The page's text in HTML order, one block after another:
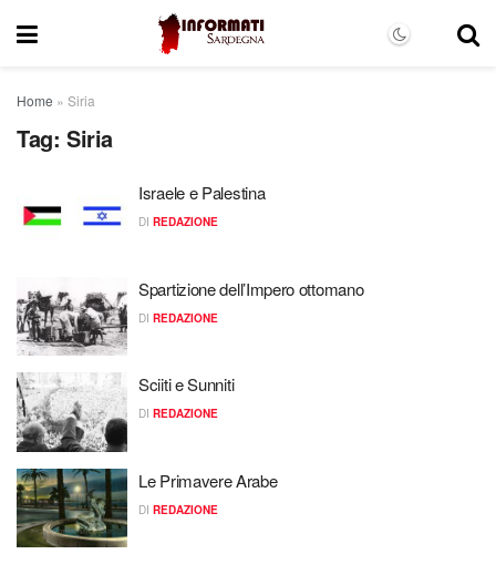
Home » Siria
Tag: Siria
Israele e Palestina
DI REDAZIONE
Spartizione dell’Impero ottomano
DI REDAZIONE
Sciiti e Sunniti
DI REDAZIONE
Le Primavere Arabe
DI REDAZIONE